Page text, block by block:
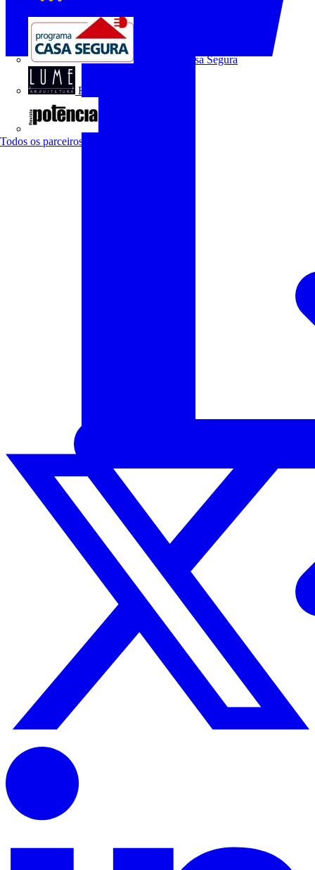
Programa Casa Segura
Revista Lume Arquitetura
Todos os parceiros